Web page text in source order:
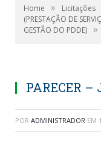
Home » Licitações
(PRESTAÇÃO DE
GESTÃO DO PDDE) »
PARECER –
POR ADMINISTRADOR EM